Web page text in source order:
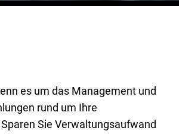
es um das Management und
rund um Ihre
Sie Verwaltungsaufwand